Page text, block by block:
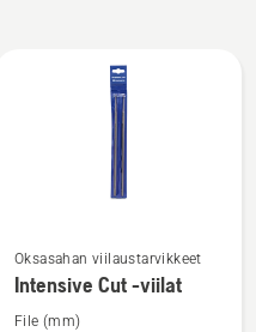
lisätietoja
tuotteesta
Intensive
Oksasahan viilaustarvikkeet
Intensive Cut -viilat
File (mm)